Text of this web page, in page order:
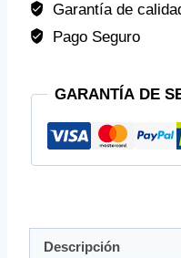
Garantía de
Pago Seguro
GARANTÍA DE
Descripción